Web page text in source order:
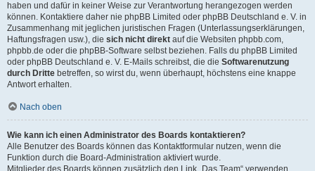
haben und dafür in keiner Weise zur Verantwortung herangezogen werden
können. Kontaktiere daher nie phpBB Limited oder phpBB Deutschland e. V. in
Zusammenhang mit jeglichen juristischen Fragen (Unterlassungserklärungen,
Haftungsfragen usw.), die sich nicht direkt auf die Websiten phpbb.com,
phpbb.de oder die phpBB-Software selbst beziehen. Falls du phpBB Limited
oder phpBB Deutschland e. V. E-Mails schreibst, die die Softwarenutzung
durch Dritte betreffen, so wirst du, wenn überhaupt, höchstens eine knappe
Antwort erhalten.
Nach oben
Wie kann ich einen Administrator des Boards kontaktieren?
Alle Benutzer des Boards können das Kontaktformular nutzen, wenn die
Funktion durch die Board-Administration aktiviert wurde.
Mitglieder des Boards können zusätzlich den Link „Das Team“ verwenden.